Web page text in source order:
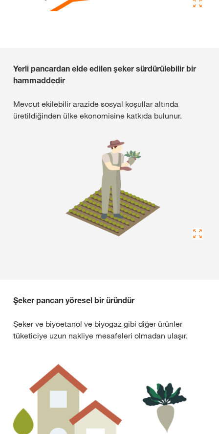
Yerli pancardan elde edilen şeker sürdürülebilir bir
hammaddedir
Mevcut ekilebilir arazide sosyal koşullar altında
üretildiğinden ülke ekonomisine katkıda bulunur.
Şeker pancarı yöresel bir üründür
Şeker ve biyoetanol ve biyogaz gibi diğer ürünler
tüketiciye uzun nakliye mesafeleri olmadan ulaşır.